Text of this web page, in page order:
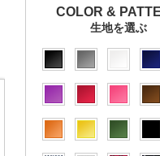
COLOR &
生地を選ぶ